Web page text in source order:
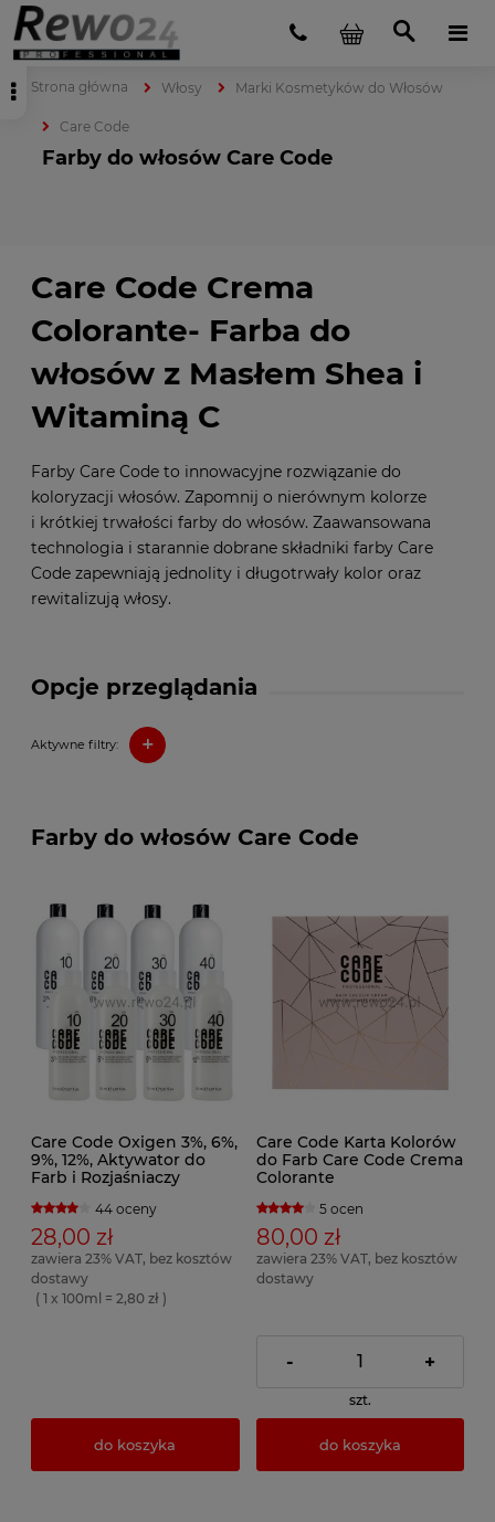
Strona główna Włosy Marki Kosmetyków do Włosów
Care Code
Farby do włosów Care Code
Opcje przeglądania
Aktywne filtry: +
Care Code Crema
Colorante- Farba do
włosów z Masłem Shea i
Witaminą C
Farby Care Code to innowacyjne rozwiązanie do
koloryzacji włosów. Zapomnij o nierównym kolorze
i krótkiej trwałości farby do włosów. Zaawansowana
technologia i starannie dobrane składniki farby Care
Code zapewniają jednolity i długotrwały kolor oraz
rewitalizują włosy.
Farby do włosów Care Code
Care Code Oxigen 3%, 6%,
9%, 12%, Aktywator do
Farb i Rozjaśniaczy
44 oceny
28,00 zł
zawiera 23% VAT, bez kosztów
dostawy
( 1 x 100ml = 2,80 zł )
do koszyka
Care Code Karta Kolorów
do Farb Care Code Crema
Colorante
5 ocen
80,00 zł
zawiera 23% VAT, bez kosztów
dostawy
- +
szt.
do koszyka